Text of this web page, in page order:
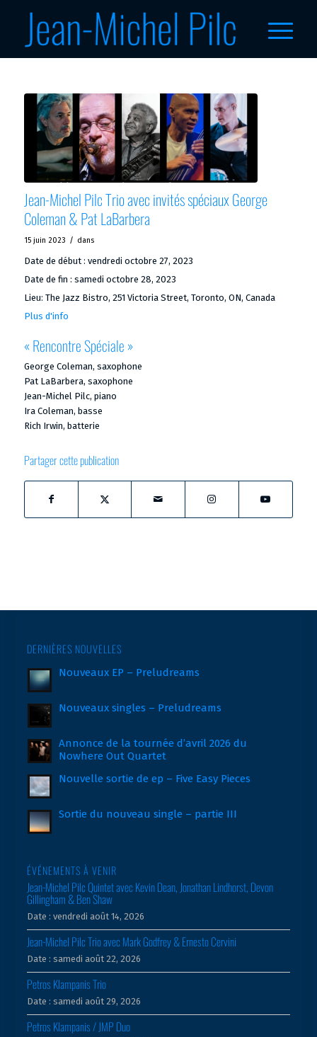
Jean-Michel Pilc Trio avec invités spéciaux George
Coleman & Pat LaBarbera
15 juin 2023 / dans
Date de début : vendredi octobre 27, 2023
Date de fin : samedi octobre 28, 2023
Lieu: The Jazz Bistro, 251 Victoria Street, Toronto, ON, Canada
Plus d'info
« Rencontre Spéciale »
George Coleman, saxophone
Pat LaBarbera, saxophone
Jean-Michel Pilc, piano
Ira Coleman, basse
Rich Irwin, batterie
Partager cette publication
DERNIÈRES NOUVELLES
Nouveaux EP – Preludreams
Nouveaux singles – Preludreams
Annonce de la tournée d’avril 2026 du
Nowhere Out Quartet
Nouvelle sortie de ep – Five Easy Pieces
Sortie du nouveau single – partie III
ÉVÉNEMENTS À VENIR
Jean-Michel Pilc Quintet avec Kevin Dean, Jonathan Lindhorst, Devon
Gillingham & Ben Shaw
Date : vendredi août 14, 2026
Jean-Michel Pilc Trio avec Mark Godfrey & Ernesto Cervini
Date : samedi août 22, 2026
Petros Klampanis Trio
Date : samedi août 29, 2026
Petros Klampanis / JMP Duo